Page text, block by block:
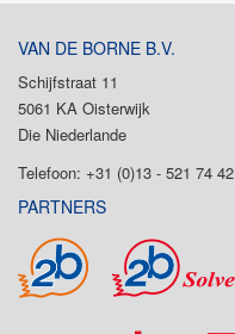
VAN DE BORNE B.V.
Schijfstraat 11
5061 KA Oisterwijk
Die Niederlande
Telefoon: +31 (0)13 - 521 74 42
PARTNERS